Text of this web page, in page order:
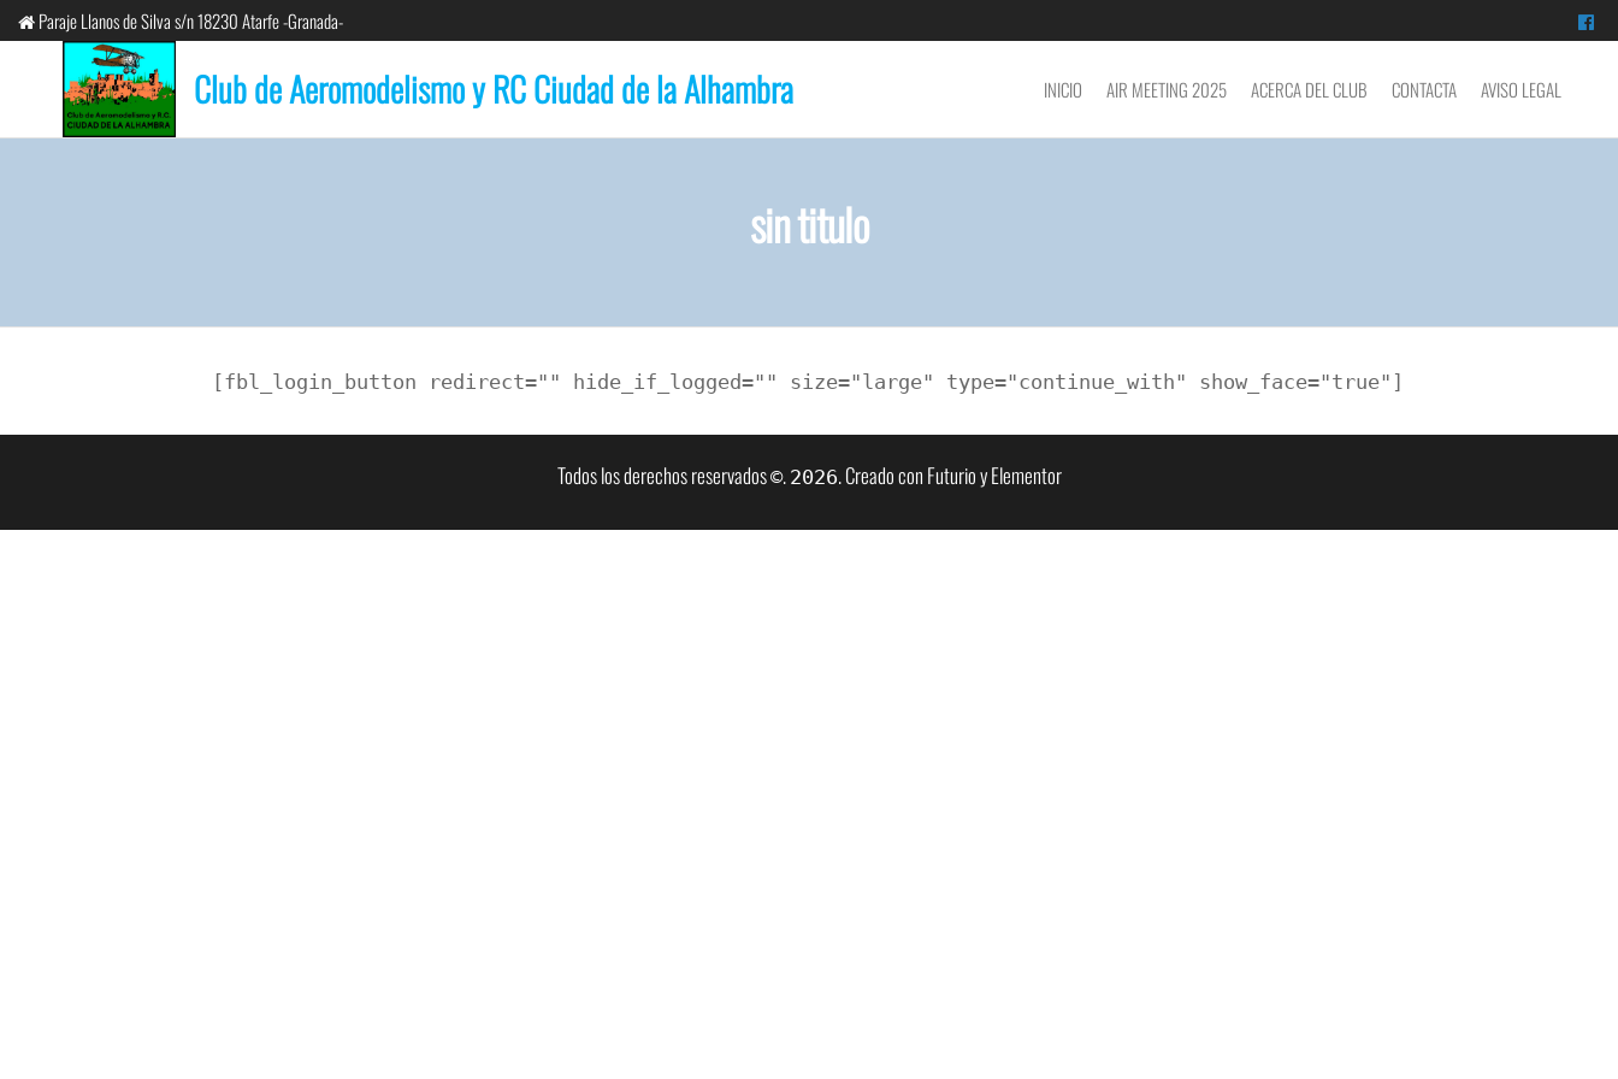
Saltar
al
Paraje Llanos de Silva s/n 18230 Atarfe -Granada-
Club de Aeromodelismo y RC Ciudad de la Alhambra INICIO AIR MEETING 2025 ACERCA DEL CLUB CONTACTA AVISO LEGAL
sin titulo
[fbl_login_button redirect="" hide_if_logged="" size="large" type="continue_with" show_face="true"]
Todos los derechos reservados©. 2026. Creado con Futurio y Elementor